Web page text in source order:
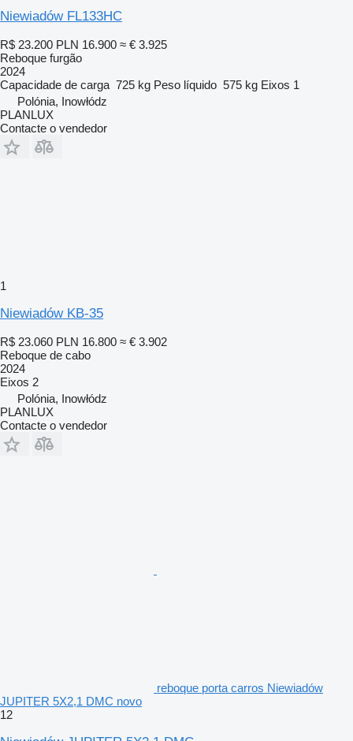
Niewiadów FL133HC
R$ 23.200 PLN 16.900 ≈ € 3.925
Reboque furgão
2024
Capacidade de carga 725 kg Peso líquido 575 kg Eixos 1
Polónia, Inowłódz
PLANLUX
Contacte o vendedor
1
Niewiadów KB-35
R$ 23.060 PLN 16.800 ≈ € 3.902
Reboque de cabo
2024
Eixos 2
Polónia, Inowłódz
PLANLUX
Contacte o vendedor
reboque porta carros Niewiadów
JUPITER 5X2,1 DMC novo
12